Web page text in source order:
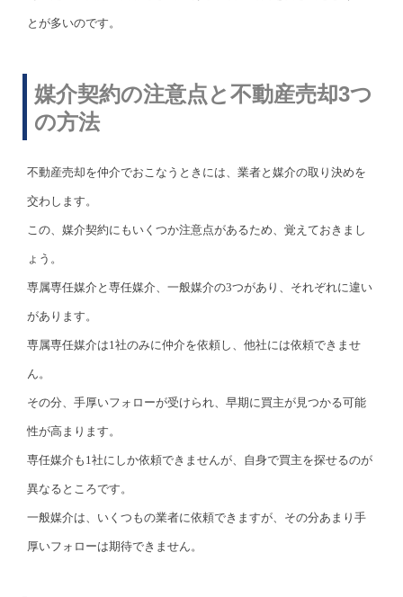
とが多いのです。
媒介契約の注意点と不動産売却3つ
の方法
不動産売却を仲介でおこなうときには、業者と媒介の取り決めを
交わします。
この、媒介契約にもいくつか注意点があるため、覚えておきまし
ょう。
専属専任媒介と専任媒介、一般媒介の3つがあり、それぞれに違い
があります。
専属専任媒介は1社のみに仲介を依頼し、他社には依頼できませ
ん。
その分、手厚いフォローが受けられ、早期に買主が見つかる可能
性が高まります。
専任媒介も1社にしか依頼できませんが、自身で買主を探せるのが
異なるところです。
一般媒介は、いくつもの業者に依頼できますが、その分あまり手
厚いフォローは期待できません。